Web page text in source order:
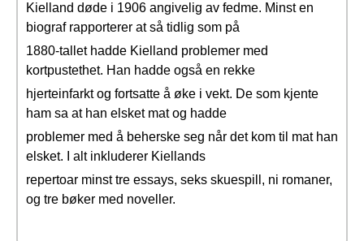
Kielland døde i 1906 angivelig av fedme. Minst en
biograf rapporterer at så tidlig som på
1880-tallet hadde Kielland problemer med
kortpustethet. Han hadde også en rekke
hjerteinfarkt og fortsatte å øke i vekt. De som kjente
ham sa at han elsket mat og hadde
problemer med å beherske seg når det kom til mat han
elsket. I alt inkluderer Kiellands
repertoar minst tre essays, seks skuespill, ni romaner,
og tre bøker med noveller.